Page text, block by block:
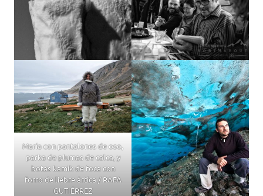
María con pantalones de oso,
parka de plumas de calca, y
botas kamik de foca con
forro de liebre ártica / RAFA
GUTIÉRREZ